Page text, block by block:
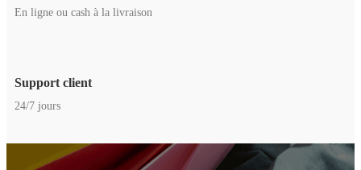
En ligne ou cash à la livraison
Support client
24/7 jours